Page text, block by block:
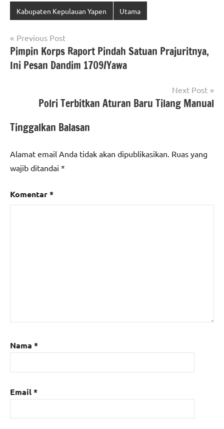
Kabupaten Kepulauan Yapen Utama
Navigasi
pos
Previous Post
Pimpin Korps Raport Pindah Satuan Prajuritnya,
Ini Pesan Dandim 1709/Yawa
Next Post
Polri Terbitkan Aturan Baru Tilang Manual
Tinggalkan Balasan
Alamat email Anda tidak akan dipublikasikan. Ruas yang
wajib ditandai *
Komentar*
Nama *
Email*